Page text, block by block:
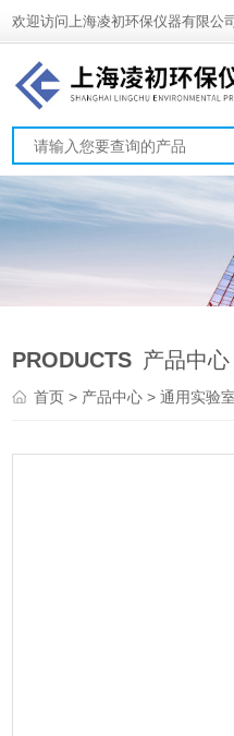
欢迎访问上海凌初环保仪器有限公
PRODUCTS 产品中心
首页> 产品中心 >通用实验